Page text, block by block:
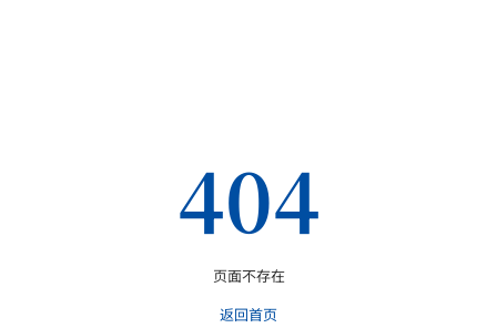
404
页面不存在
返回首页